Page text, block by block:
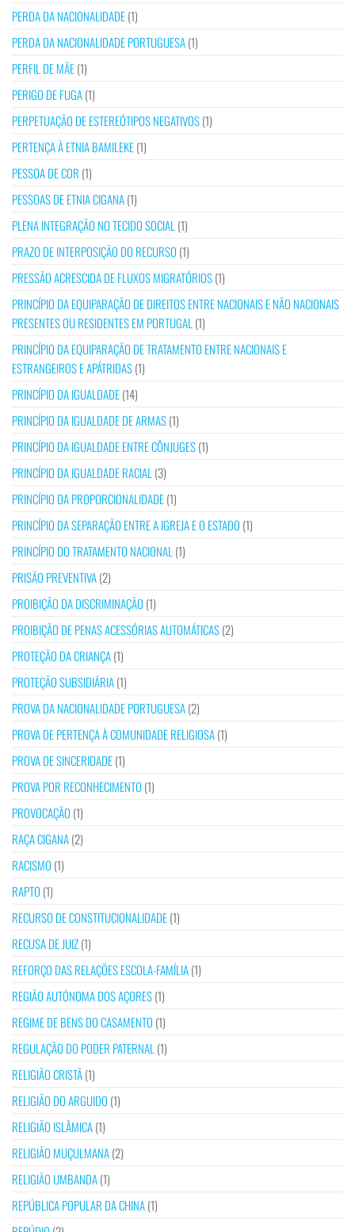
PERDA DA NACIONALIDADE(1)
PERDA DA NACIONALIDADE PORTUGUESA(1)
PERFIL DE MÃE(1)
PERIGO DE FUGA(1)
PERPETUAÇÃO DE ESTEREÓTIPOS NEGATIVOS(1)
PERTENÇA À ETNIA BAMILEKE(1)
PESSOA DE COR (1)
PESSOAS DE ETNIA CIGANA(1)
PLENA INTEGRAÇÃO NO TECIDO SOCIAL (1)
PRAZO DE INTERPOSIÇÃO DO RECURSO (1)
PRESSÃO ACRESCIDA DE FLUXOS MIGRATÓRIOS(1)
PRINCÍPIO DA EQUIPARAÇÃO DE DIREITOS ENTRE NACIONAIS E NÃO NACIONAIS
PRESENTES OU RESIDENTES EM PORTUGAL (1)
PRINCÍPIO DA EQUIPARAÇÃO DE TRATAMENTO ENTRE NACIONAIS E
ESTRANGEIROS E APÁTRIDAS(1)
PRINCÍPIO DA IGUALDADE(14)
PRINCÍPIO DA IGUALDADE DE ARMAS(1)
PRINCÍPIO DA IGUALDADE ENTRE CÔNJUGES(1)
PRINCÍPIO DA IGUALDADE RACIAL (3)
PRINCÍPIO DA PROPORCIONALIDADE(1)
PRINCÍPIO DA SEPARAÇÃO ENTRE A IGREJA E O ESTADO (1)
PRINCÍPIO DO TRATAMENTO NACIONAL (1)
PRISÃO PREVENTIVA(2)
PROIBIÇÃO DA DISCRIMINAÇÃO (1)
PROIBIÇÃO DE PENAS ACESSÓRIAS AUTOMÁTICAS(2)
PROTEÇÃO DA CRIANÇA(1)
PROTEÇÃO SUBSIDIÁRIA(1)
PROVA DA NACIONALIDADE PORTUGUESA(2)
PROVA DE PERTENÇA À COMUNIDADE RELIGIOSA(1)
PROVA DE SINCERIDADE(1)
PROVA POR RECONHECIMENTO (1)
PROVOCAÇÃO (1)
RAÇA CIGANA(2)
RACISMO (1)
RAPTO (1)
RECURSO DE CONSTITUCIONALIDADE(1)
RECUSA DE JUIZ(1)
REFORÇO DAS RELAÇÕES ESCOLA-FAMÍLIA(1)
REGIÃO AUTÓNOMA DOS AÇORES(1)
REGIME DE BENS DO CASAMENTO (1)
REGULAÇÃO DO PODER PATERNAL (1)
RELIGIÃO CRISTÃ(1)
RELIGIÃO DO ARGUIDO (1)
RELIGIÃO ISLÂMICA(1)
RELIGIÃO MUÇULMANA(2)
RELIGIÃO UMBANDA(1)
REPÚBLICA POPULAR DA CHINA(1)